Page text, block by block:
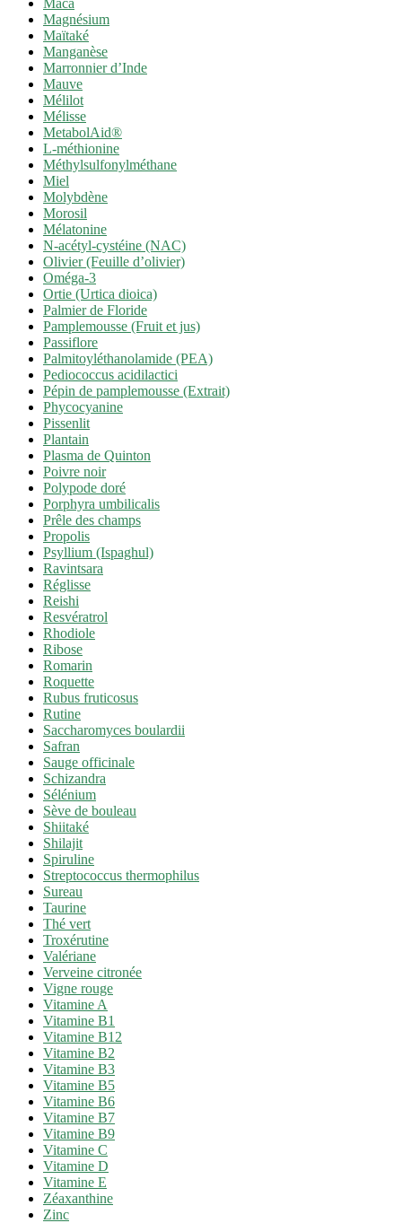
Maca
Magnésium
Maïtaké
Manganèse
Marronnier d’Inde
Mauve
Mélilot
Mélisse
MetabolAid®
L-méthionine
Méthylsulfonylméthane
Miel
Molybdène
Morosil
Mélatonine
N-acétyl-cystéine (NAC)
Olivier (Feuille d’olivier)
Oméga-3
Ortie (Urtica dioica)
Palmier de Floride
Pamplemousse (Fruit et jus)
Passiflore
Palmitoyléthanolamide (PEA)
Pediococcus acidilactici
Pépin de pamplemousse (Extrait)
Phycocyanine
Pissenlit
Plantain
Plasma de Quinton
Poivre noir
Polypode doré
Porphyra umbilicalis
Prêle des champs
Propolis
Psyllium (Ispaghul)
Ravintsara
Réglisse
Reishi
Resvératrol
Rhodiole
Ribose
Romarin
Roquette
Rubus fruticosus
Rutine
Saccharomyces boulardii
Safran
Sauge officinale
Schizandra
Sélénium
Sève de bouleau
Shiitaké
Shilajit
Spiruline
Streptococcus thermophilus
Sureau
Taurine
Thé vert
Troxérutine
Valériane
Verveine citronée
Vigne rouge
Vitamine A
Vitamine B1
Vitamine B12
Vitamine B2
Vitamine B3
Vitamine B5
Vitamine B6
Vitamine B7
Vitamine B9
Vitamine C
Vitamine D
Vitamine E
Zéaxanthine
Zinc